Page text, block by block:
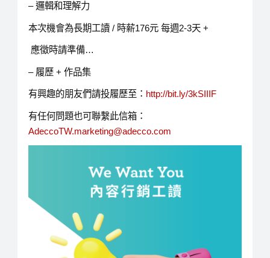
– 邏輯和理解力
本次機會為長期工讀 / 時薪176元 每週2-3天 +
應徵時請準備…
– 履歷 + 作品集
有興趣的朋友們請投履歷至： http://bit.ly/3kSIIIF
有任何問題也可聯繫此信箱：
AdeccoTW.marketing@adecco.com